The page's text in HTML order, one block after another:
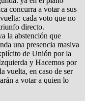
concurra a votar a sus
cada voto que no
directo.
la abstención que
una presencia masiva
de Unión por la
y Hacemos por
vuelta, en caso de ser
a votar a quien lo